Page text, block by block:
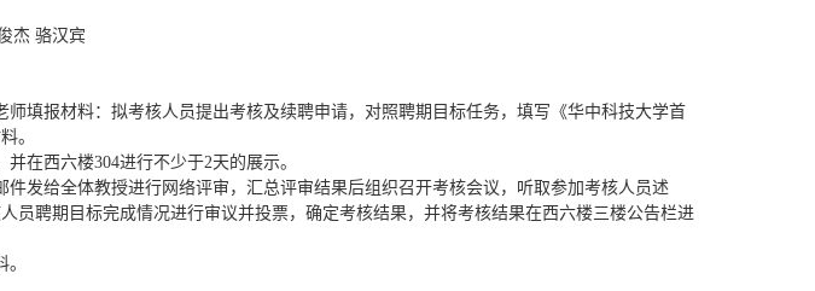
杰 骆汉宾
填报材料：拟考核人员提出考核及续聘申请，对照聘期目标任务，填写《华中科技大学首
。
在西六楼304进行不少于2天的展示。
发给全体教授进行网络评审，汇总评审结果后组织召开考核会议，听取参加考核人员述
员聘期目标完成情况进行审议并投票，确定考核结果，并将考核结果在西六楼三楼公告栏进